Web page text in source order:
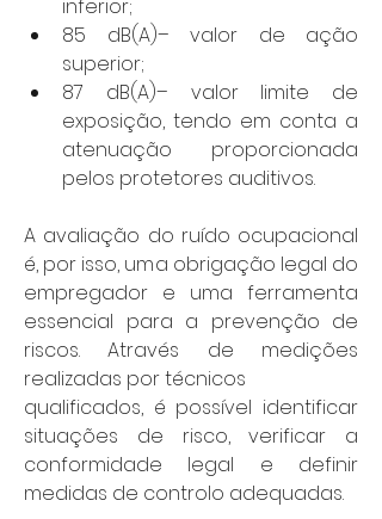
inferior;
85 dB(A)– valor de ação
superior;
87 dB(A)– valor limite de
exposição, tendo em conta a
atenuação proporcionada
pelos protetores auditivos.
A avaliação do ruído ocupacional
é, por isso, uma obrigação legal do
empregador e uma ferramenta
essencial para a prevenção de
riscos. Através de medições
realizadas por técnicos
qualificados, é possível identificar
situações de risco, verificar a
conformidade legal e definir
medidas de controlo adequadas.